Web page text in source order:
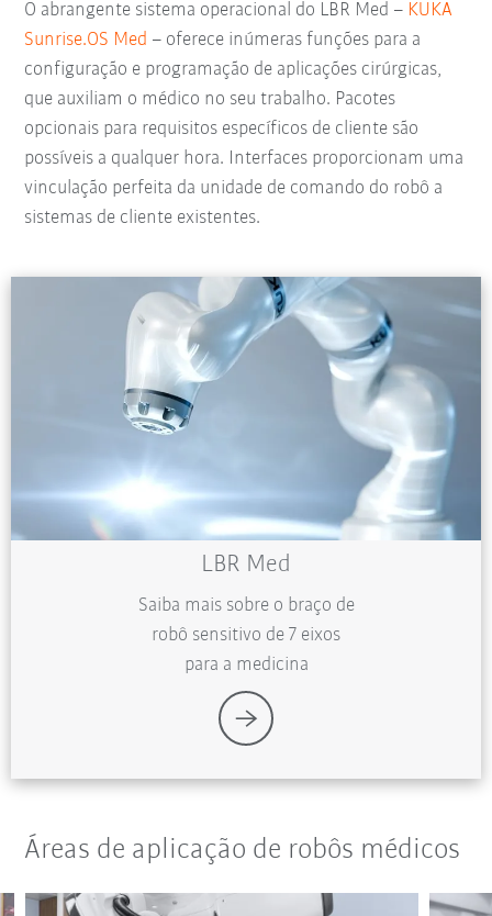
O abrangente sistema operacional do LBR Med – KUKA
Sunrise.OS Med – oferece inúmeras funções para a
configuração e programação de aplicações cirúrgicas,
que auxiliam o médico no seu trabalho. Pacotes
opcionais para requisitos específicos de cliente são
possíveis a qualquer hora. Interfaces proporcionam uma
vinculação perfeita da unidade de comando do robô a
sistemas de cliente existentes.
LBR Med
Saiba mais sobre o braço de
robô sensitivo de 7 eixos
para a medicina
Áreas de aplicação de robôs médicos